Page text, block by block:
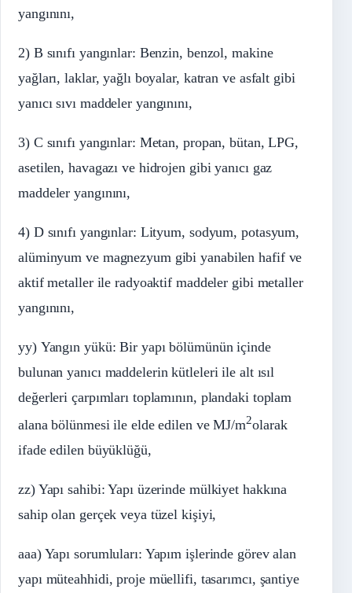
yangınını,
2) B sınıfı yangınlar: Benzin, benzol, makine
yağları, laklar, yağlı boyalar, katran ve asfalt gibi
yanıcı sıvı maddeler yangınını,
3) C sınıfı yangınlar: Metan, propan, bütan, LPG,
asetilen, havagazı ve hidrojen gibi yanıcı gaz
maddeler yangınını,
4) D sınıfı yangınlar: Lityum, sodyum, potasyum,
alüminyum ve magnezyum gibi yanabilen hafif ve
aktif metaller ile radyoaktif maddeler gibi metaller
yangınını,
yy) Yangın yükü: Bir yapı bölümünün içinde
bulunan yanıcı maddelerin kütleleri ile alt ısıl
değerleri çarpımları toplamının, plandaki toplam
alana bölünmesi ile elde edilen ve MJ/m2olarak
ifade edilen büyüklüğü,
zz) Yapı sahibi: Yapı üzerinde mülkiyet hakkına
sahip olan gerçek veya tüzel kişiyi,
aaa) Yapı sorumluları: Yapım işlerinde görev alan
yapı müteahhidi, proje müellifi, tasarımcı, şantiye